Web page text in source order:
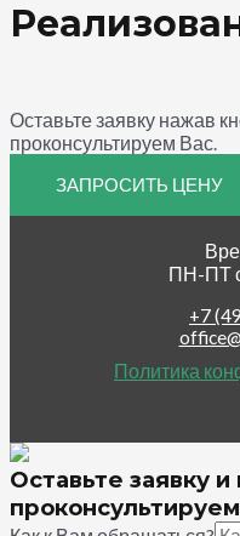
Оставьте заявку нажав
проконсультируем Вас.
ЗАПРОСИТЬ ЦЕНУ
ПН-ПТ
+7
Политика
Оставьте заявку